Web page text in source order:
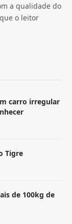
a qualidade do
o leitor
carro irregular
Tigre
de 100kg de